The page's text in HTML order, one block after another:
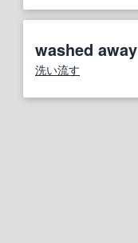
washed away
洗い流す